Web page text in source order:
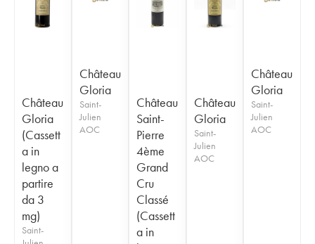
Château
Gloria
(Cassett
a in
legno a
partire
da 3
mg)
Saint-
Château
Gloria
Saint-
Julien
AOC
Château
Saint-
Pierre
4ème
Grand
Cru
Classé
(Cassett
a in
Château
Gloria
Saint-
Julien
AOC
Château
Gloria
Saint-
Julien
AOC